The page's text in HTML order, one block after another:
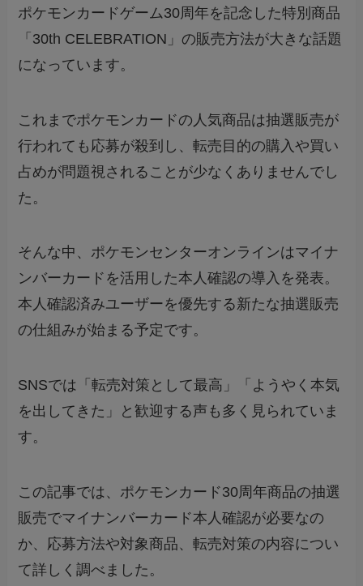
ポケモンカードゲーム30周年を記念した特別商品
「30th CELEBRATION」の販売方法が大きな話題
になっています。
これまでポケモンカードの人気商品は抽選販売が
行われても応募が殺到し、転売目的の購入や買い
占めが問題視されることが少なくありませんでし
た。
そんな中、ポケモンセンターオンラインはマイナ
ンバーカードを活用した本人確認の導入を発表。
本人確認済みユーザーを優先する新たな抽選販売
の仕組みが始まる予定です。
SNSでは「転売対策として最高」「ようやく本気
を出してきた」と歓迎する声も多く見られていま
す。
この記事では、ポケモンカード30周年商品の抽選
販売でマイナンバーカード本人確認が必要なの
か、応募方法や対象商品、転売対策の内容につい
て詳しく調べました。